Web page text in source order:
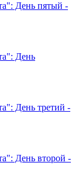
День пятый -
День
День третий -
День второй -